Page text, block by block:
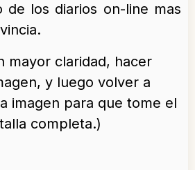
de los diarios on-line mas
mayor claridad, hacer
y luego volver a
imagen para que tome el
completa.)